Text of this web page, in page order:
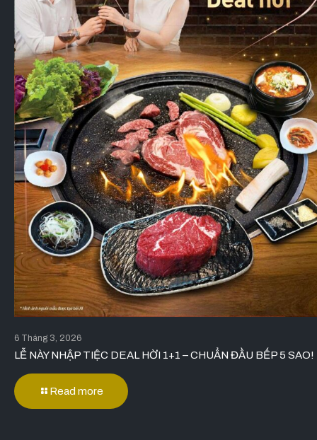
6 Tháng 3, 2026
LỄ NÀY NHẬP TIỆC DEAL HỜI 1+1 – CHUẨN ĐẦU BẾP 5 SAO!
Read more